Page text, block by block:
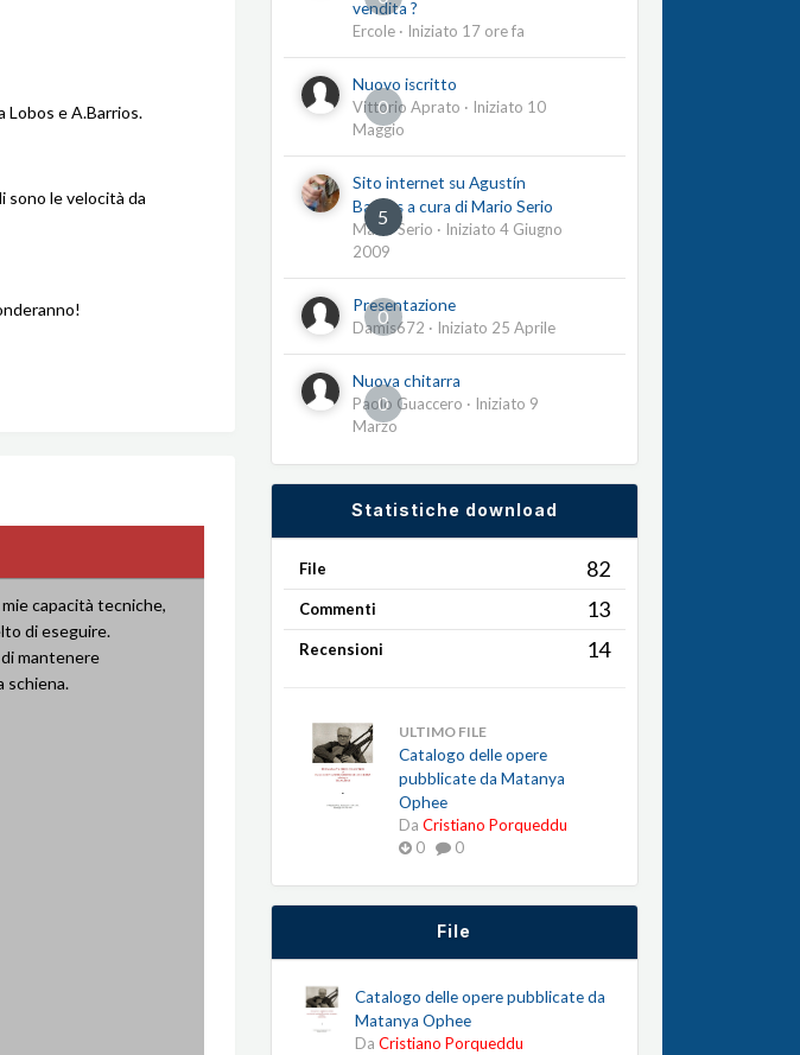
Lobos e A.Barrios.
sono le velocità da
capacità tecniche,
di eseguire.
mantenere
schiena.
vendita ?
Ercole· Iniziato 17 ore fa
0
Nuovo iscritto
Vittorio Aprato · Iniziato 10
Maggio
5
Sito internet su Agustín
Barrios a cura di Mario Serio
Mario Serio · Iniziato 4 Giugno
2009
0
Presentazione
Damis672 · Iniziato 25 Aprile
0
Nuova chitarra
Paolo Guaccero · Iniziato 9
Marzo
Statistiche download
File 82
Commenti 13
Recensioni 14
ULTIMO FILE
Catalogo delle opere
pubblicate da Matanya
Ophee
Da Cristiano Porqueddu
0
0
File
Catalogo delle opere pubblicate da
Matanya Ophee
Da Cristiano Porqueddu